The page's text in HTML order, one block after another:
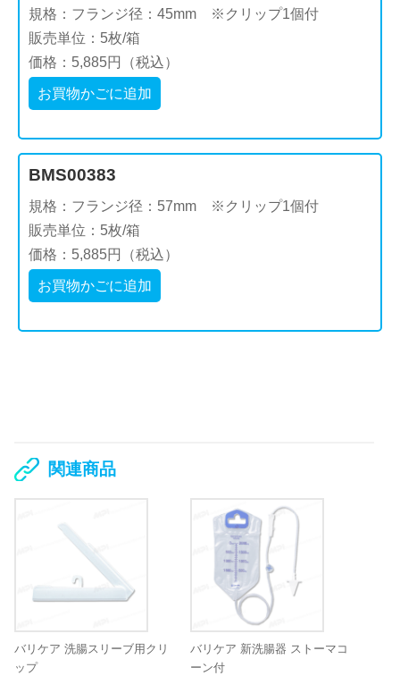
規格：フランジ径：45mm ※クリップ1個付
販売単位：5枚/箱
価格：5,885円（税込）
お買物かごに追加
BMS00383
規格：フランジ径：57mm ※クリップ1個付
販売単位：5枚/箱
価格：5,885円（税込）
お買物かごに追加
関連商品
バリケア 洗腸スリーブ用クリ
ップ
バリケア 新洗腸器 ストーマコ
ーン付